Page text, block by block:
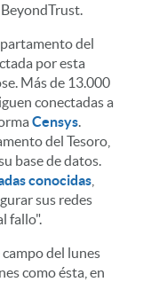
del
por esta
Más de 13.000
conectadas a
Censys
del Tesoro,
base de datos.
conocidas
sus redes
fallo".
del lunes
como ésta, en